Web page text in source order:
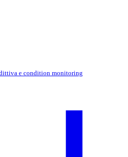
e condition monitoring